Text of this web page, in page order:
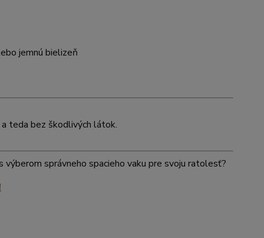
jemnú bielizeň
teda bez škodlivých látok.
správneho spacieho vaku pre svoju ratolesť?